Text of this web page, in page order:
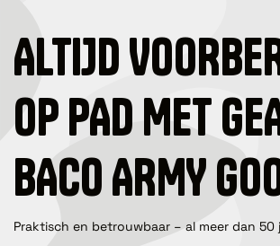
ALTIJD
OP PAD MET
BACO ARMY
Praktisch en betrouwbaar – al meer dan 50